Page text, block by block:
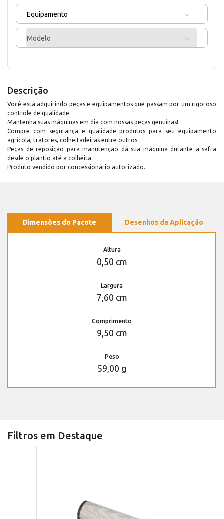
Equipamento
Modelo
Descrição
Você está adquirindo peças e equipamentos que passam por um rigoroso
controle de qualidade.
Mantenha suas máquinas em dia com nossas peças genuínas!
Compre com segurança e qualidade produtos para seu equipamento
agrícola, tratores, colheitadeiras entre outros.
Peças de reposição para manutenção dá sua máquina durante a safra
desde o plantio até a colheita.
Produto vendido por concessionário autorizado.
Dimensões do Pacote Desenhos da Aplicação
Altura
0,50 cm
Largura
7,60 cm
Comprimento
9,50 cm
Peso
59,00 g
Filtros em Destaque